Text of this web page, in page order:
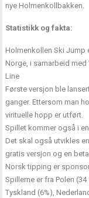
nye Holmenkollbakken.
Statistikk og fakta:
Holmenkollen Ski Jump
Norge, i samarbeid med
Line
Første versjon ble
ganger. Ettersom man
virituelle hopp er utført.
Spillet kommer også i
Det skal også utvikles
gratis versjon og en
Norsk tipping er
Spillerne er fra Polen
Tyskland (6%),